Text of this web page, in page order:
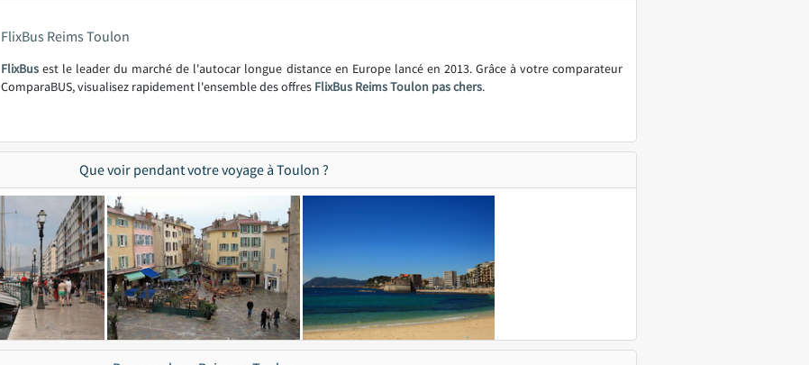
FlixBus Reims Toulon
FlixBus est le leader du marché de l'autocar longue distance en Europe lancé en 2013. Grâce à votre comparateur
ComparaBUS, visualisez rapidement l'ensemble des offres FlixBus Reims Toulon pas chers.
Que voir pendant votre voyage à Toulon ?